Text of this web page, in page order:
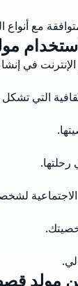
في
التي
مولد